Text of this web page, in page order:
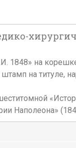
1848» на
на титуле,
Наполеона»